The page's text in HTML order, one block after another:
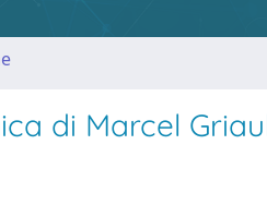
di Marcel